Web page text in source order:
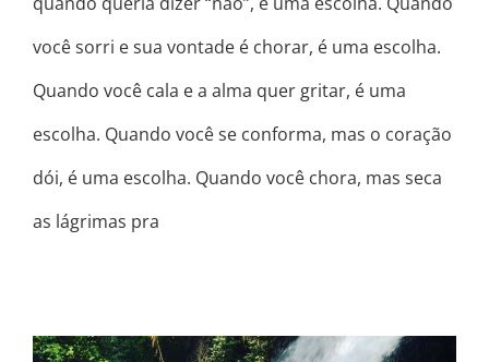
você sorri e sua vontade é chorar, é uma escolha.
Quando você cala e a alma quer gritar, é uma
escolha. Quando você se conforma, mas o coração
dói, é uma escolha. Quando você chora, mas seca
as lágrimas pra